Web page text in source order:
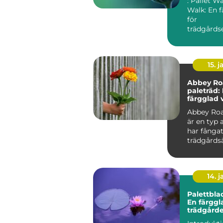
Walk: En
för
Walk
15.
Abbey
paleträd:
färgglad
Abbey
är en typ
har fångat
14.
En